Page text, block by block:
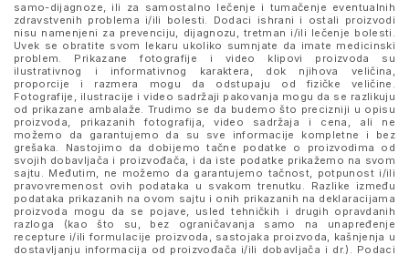
samo-dijagnoze, ili za samostalno lečenje i tumačenje eventualnih
zdravstvenih problema i/ili bolesti. Dodaci ishrani i ostali proizvodi
nisu namenjeni za prevenciju, dijagnozu, tretman i/ili lečenje bolesti.
Uvek se obratite svom lekaru ukoliko sumnjate da imate medicinski
problem. Prikazane fotografije i video klipovi proizvoda su
ilustrativnog i informativnog karaktera, dok njihova veličina,
proporcije i razmera mogu da odstupaju od fizičke veličine.
Fotografije, ilustracije i video sadržaji pakovanja mogu da se razlikuju
od prikazane ambalaže. Trudimo se da budemo što precizniji u opisu
proizvoda, prikazanih fotografija, video sadržaja i cena, ali ne
možemo da garantujemo da su sve informacije kompletne i bez
grešaka. Nastojimo da dobijemo tačne podatke o proizvodima od
svojih dobavljača i proizvođača, i da iste podatke prikažemo na svom
sajtu. Međutim, ne možemo da garantujemo tačnost, potpunost i/ili
pravovremenost ovih podataka u svakom trenutku. Razlike između
podataka prikazanih na ovom sajtu i onih prikazanih na deklaracijama
proizvoda mogu da se pojave, usled tehničkih i drugih opravdanih
razloga (kao što su, bez ograničavanja samo na unapređenje
recepture i/ili formulacije proizvoda, sastojaka proizvoda, kašnjenja u
dostavljanju informacija od proizvođača i/ili dobavljača i dr.). Podaci